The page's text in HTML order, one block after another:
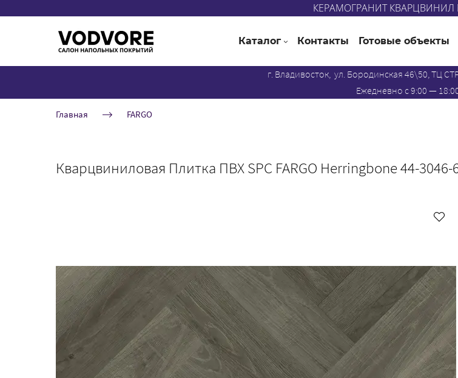
КЕРАМОГРАНИТ
Каталог Контакты Готовые объекты
г. Владивосток, ул. Бородинская 46\50, ТЦ
Ежедневно с 9:00 —
Главная FARGO
Кварцвиниловая Плитка ПВХ SPC FARGO Herringbone 44-